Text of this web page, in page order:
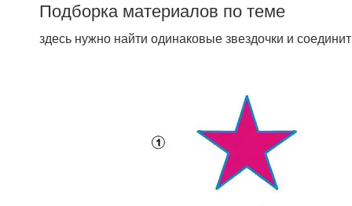
Подборка материалов по теме
здесь нужно найти одинаковые звездочки и